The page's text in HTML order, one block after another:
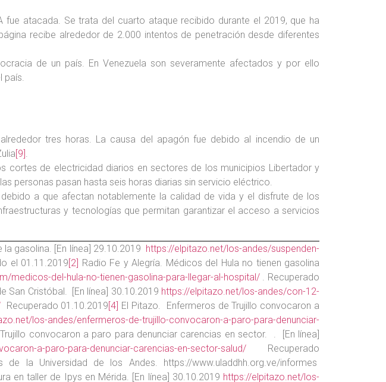
atacada. Se trata del cuarto ataque recibido durante el 2019, que ha
recibe alrededor de 2.000 intentos de penetración desde diferentes
de un país. En Venezuela son severamente afectados y por ello
tres horas. La causa del apagón fue debido al incendio de un
[9]
cortes de electricidad diarios en sectores de los municipios Libertador y
personas pasan hasta seis horas diarias sin servicio eléctrico.
a que afectan notablemente la calidad de vida y el disfrute de los
y tecnologías que permitan garantizar el acceso a servicios
gasolina. [En línea] 29.10.2019 https://elpitazo.net/los-andes/suspenden-
el 01.11.2019[2] Radio Fe y Alegría. Médicos del Hula no tienen gasolina
medicos-del-hula-no-tienen-gasolina-para-llegar-al-hospital/. Recuperado
San Cristóbal. [En línea] 30.10.2019 https://elpitazo.net/los-andes/con-12-
Recuperado 01.10.2019[4] El Pitazo. Enfermeros de Trujillo convocaron a
los-andes/enfermeros-de-trujillo-convocaron-a-paro-para-denunciar-
convocaron a paro para denunciar carencias en sector. . [En línea]
a-paro-para-denunciar-carencias-en-sector-salud/ Recuperado
la Universidad de los Andes. https://www.uladdhh.org.ve/informes
en taller de Ipys en Mérida. [En línea] 30.10.2019 https://elpitazo.net/los-